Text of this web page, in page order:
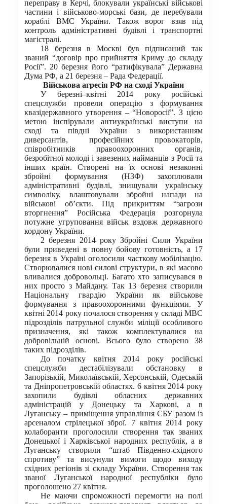
переправу в Керчі, блокували українські військові
частини і військово-морські бази, де перебували
кораблі ВМС України. Також ворог взяв під
контроль адміністративні будівлі і транспортні
магістралі.
18 березня в Москві був підписаний так
званий “договір про прийняття Криму до складу
Росії”. 20 березня його “ратифікувала” Державна
Дума РФ, а 21 березня – Рада Федерації.
Військова агресія РФ на сході України
У березні–квітні 2014 року російські
спецслужби провели операцію з формування
квазідержавного утворення – “Новоросії”. З цією
метою інспірували антиукраїнські виступи на
сході та півдні України з використанням
диверсантів, професійних провокаторів,
співробітників правоохоронних органів,
безробітної молоді і завезених найманців з Росії та
інших країн. Створені на їх основі незаконні
збройні формування (НЗФ) захоплювали
адміністративні будівлі, знищували українську
символіку, влаштовували збройні напади на
військові об’єкти. Під прикриттям “загрози
вторгнення” Російська Федерація розгорнула
потужне угруповання військ вздовж державного
кордону України.
2 березня 2014 року Збройні Сили України
були приведені в повну бойову готовність, а 17
березня в Україні оголосили часткову мобілізацію.
Створювалися нові силові структури, в які масово
вливалися добровольці. Багато хто записувався в
них просто з Майдану. Так 13 березня створили
Національну гвардію України як військове
формування з правоохоронними функціями. У
квітні 2014 року почалося створення у складі МВС
підрозділів патрульної служби міліції особливого
призначення, які також комплектувалися на
добровільній основі. Всього було створено 38
таких підрозділів.
До початку квітня 2014 року російські
спецслужби дестабілізували обстановку в
Запорізькій, Миколаївській, Херсонській, Одеській
та Дніпропетровській областях. 6 квітня 2014 року
захопили будівлі обласних державних
адміністрацій у Донецьку та Харкові, а в
Луганську – приміщення управління СБУ разом із
арсеналом стрілецької зброї. 7 квітня 2014 року
колаборанти проголосили створення так званих
Донецької і Харківської народних республік, а в
Луганську створили “штаб Південно-східного
спротиву” та висунули вимоги щодо виходу
східних регіонів зі складу України. Створення так
званої Луганської народної республіки було
проголошено 27 квітня.
Не маючи спроможності перемогти на полі